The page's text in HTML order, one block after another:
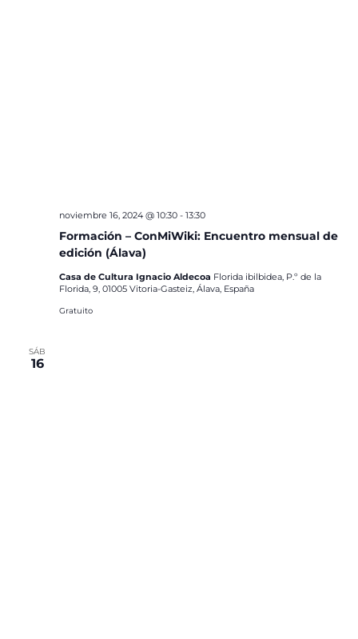
Formación – ConMiWiki: Encuentro mensual de
edición (Álava)
noviembre 16, 2024 @ 10:30- 13:30
Casa de Cultura Ignacio Aldecoa Florida ibilbidea, P.º de la
Florida, 9, 01005 Vitoria-Gasteiz, Álava, España
Gratuito
SÁB
16